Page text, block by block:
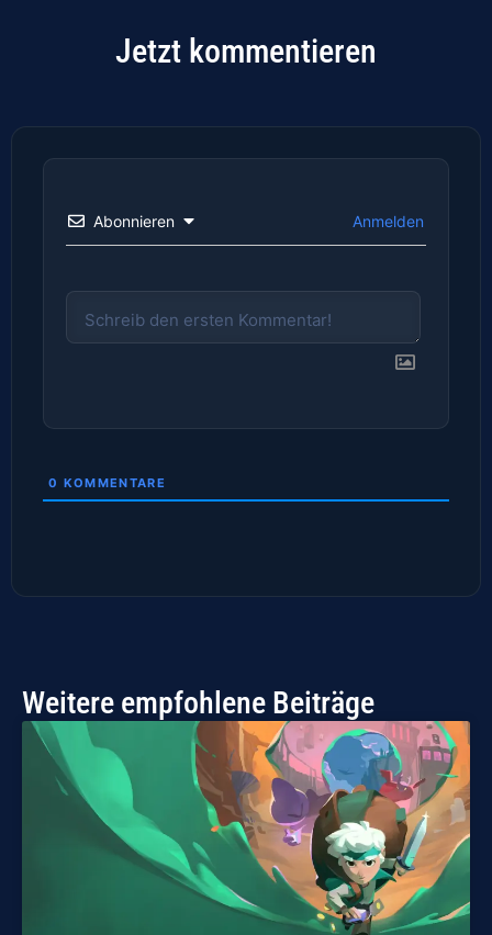
Jetzt kommentieren
Abonnieren Anmelden
0 KOMMENTARE
Weitere empfohlene Beiträge